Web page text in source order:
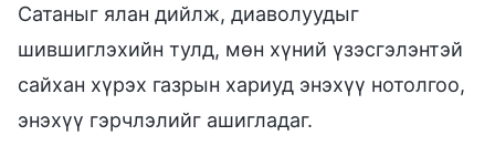
Сатаныг ялан дийлж, диаволуудыг
шившиглэхийн тулд, мөн хүний үзэсгэлэнтэй
сайхан хүрэх газрын хариуд энэхүү нотолгоо,
энэхүү гэрчлэлийг ашигладаг.